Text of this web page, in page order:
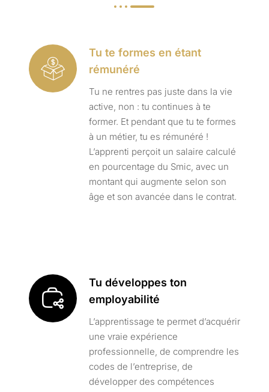
Tu te formes en étant
rémunéré
Tu ne rentres pas juste dans la vie
active, non : tu continues à te
former. Et pendant que tu te formes
à un métier, tu es rémunéré !
L’apprenti perçoit un salaire calculé
en pourcentage du Smic, avec un
montant qui augmente selon son
âge et son avancée dans le contrat.
Tu développes ton
employabilité
L’apprentissage te permet d’acquérir
une vraie expérience
professionnelle, de comprendre les
codes de l’entreprise, de
développer des compétences